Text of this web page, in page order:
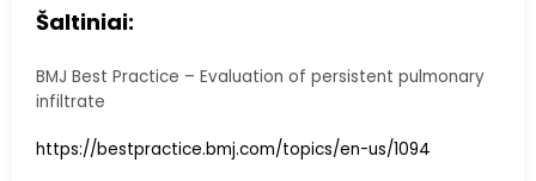
Šaltiniai:
BMJ Best Practice – Evaluation of persistent pulmonary
infiltrate
https://bestpractice.bmj.com/topics/en-us/1094